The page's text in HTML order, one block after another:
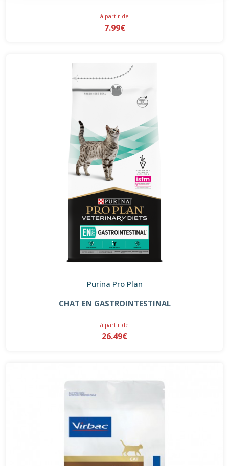
à partir de
7.99€
Purina Pro Plan
CHAT EN GASTROINTESTINAL
à partir de
26.49€